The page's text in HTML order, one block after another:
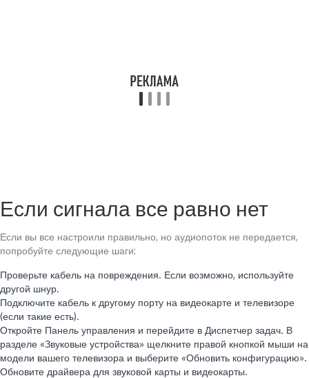
Если сигнала все равно нет
Если вы все настроили правильно, но аудиопоток не передается,
попробуйте следующие шаги:
Проверьте кабель на повреждения. Если возможно, используйте
другой шнур.
Подключите кабель к другому порту на видеокарте и телевизоре
(если такие есть).
Откройте Панель управления и перейдите в Диспетчер задач. В
разделе «Звуковые устройства» щелкните правой кнопкой мыши на
модели вашего телевизора и выберите «Обновить конфигурацию».
Обновите драйвера для звуковой карты и видеокарты.